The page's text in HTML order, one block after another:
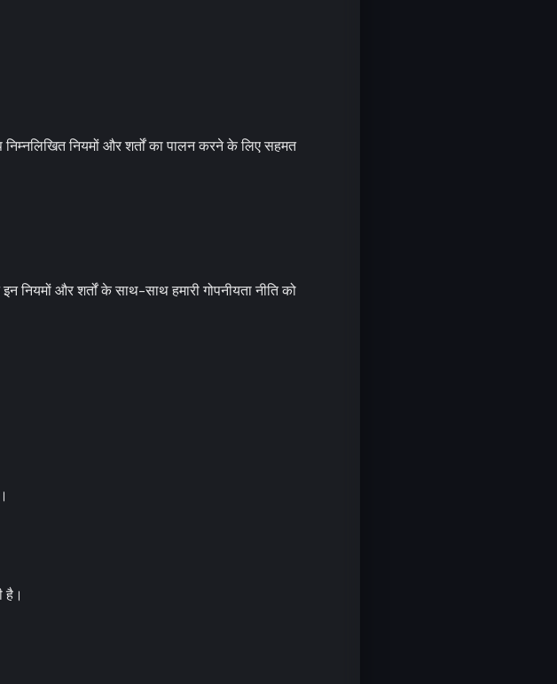
नियमों और शर्तों का पालन करने के लिए सहमत
और शर्तों के साथ-साथ हमारी गोपनीयता नीति को
है।